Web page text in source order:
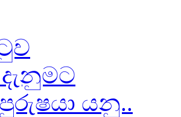
යනු..